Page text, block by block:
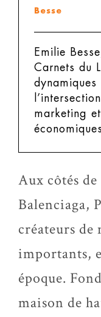
Besse
Emilie
Carnets du
marketing
Aux côtés
Balenciaga,
créateurs de
importants,
époque.
maison de